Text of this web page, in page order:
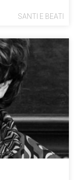
SANTI E BEATI